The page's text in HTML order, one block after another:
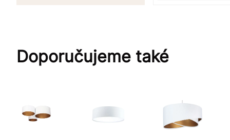
Doporučujeme také